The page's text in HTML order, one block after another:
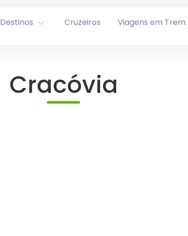
Destinos Cruzeiros Viagens em Trem
Cracóvia